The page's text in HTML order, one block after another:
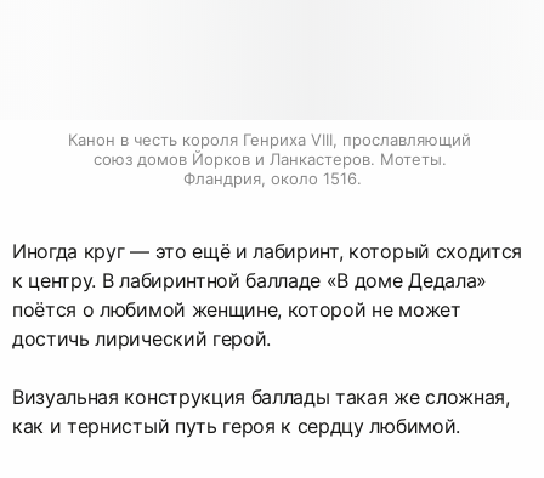
Канон в честь короля Генриха VIII, прославляющий
союз домов Йорков и Ланкастеров. Мотеты.
Фландрия, около 1516.
Иногда круг — это ещё и лабиринт, который сходится
к центру. В лабиринтной балладе «В доме Дедала»
поётся о любимой женщине, которой не может
достичь лирический герой.
Визуальная конструкция баллады такая же сложная,
как и тернистый путь героя к сердцу любимой.